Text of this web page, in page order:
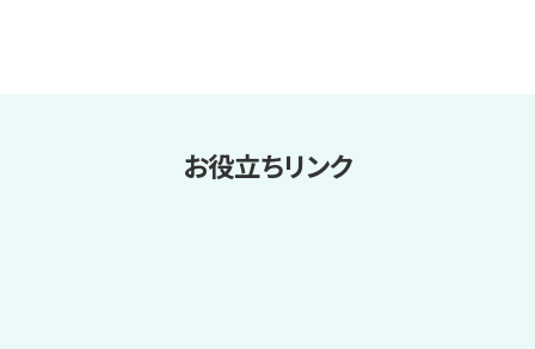
お役立ちリンク